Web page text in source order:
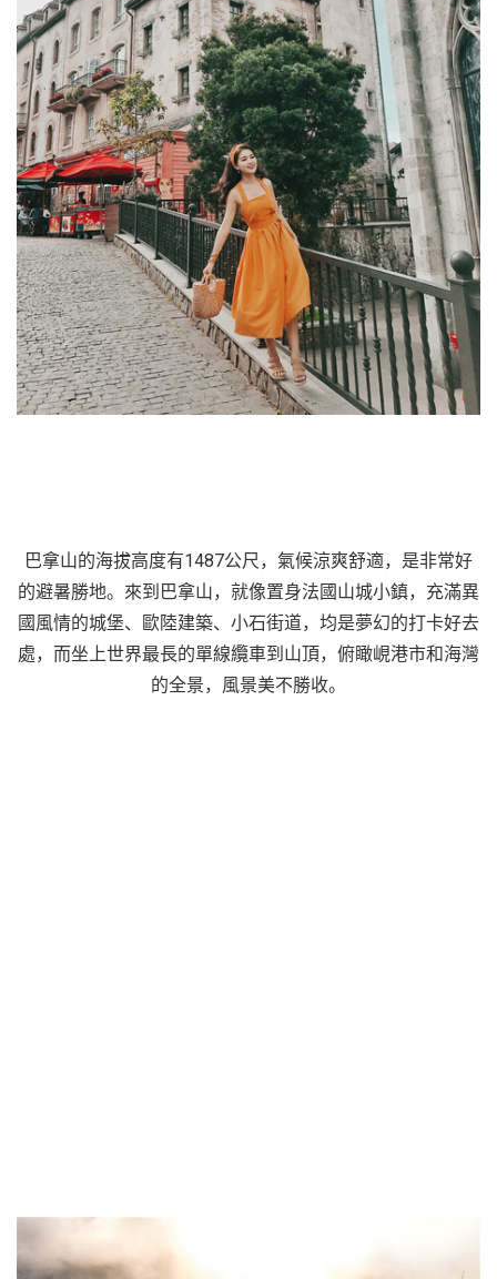
巴拿山的海拔高度有1487公尺，氣候涼爽舒適，是非常好
的避暑勝地。來到巴拿山，就像置身法國山城小鎮，充滿異
國風情的城堡、歐陸建築、小石街道，均是夢幻的打卡好去
處，而坐上世界最長的單線纜車到山頂，俯瞰峴港市和海灣
的全景，風景美不勝收。